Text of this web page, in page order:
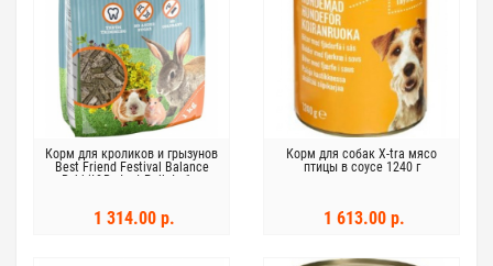
Корм для кроликов и грызунов
Best Friend Festival Balance
Rabbit&Rodent Pellets 1кг
1 314.00 р.
Корм для собак X-tra мясо
птицы в соусе 1240 г
1 613.00 р.